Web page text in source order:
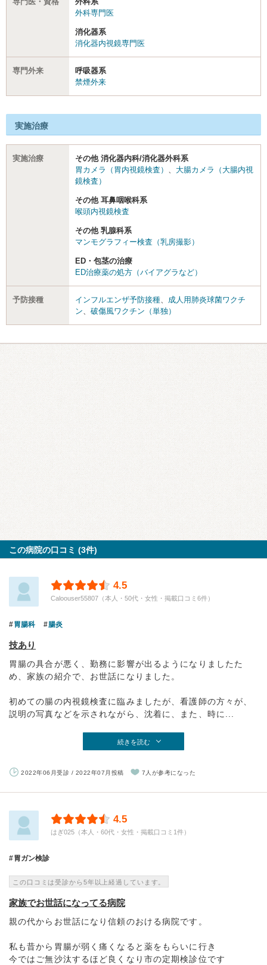
外科専門医
消化器系
消化器内視鏡専門医
専門外来
呼吸器系
禁煙外来
実施治療
実施治療
その他 消化器内科/消化器外科系
胃カメラ（胃内視鏡検査） 、 大腸カメラ（大腸内視
鏡検査）
その他 耳鼻咽喉科系
喉頭内視鏡検査
その他 乳腺科系
マンモグラフィー検査（乳房撮影）
ED・包茎の治療
ED治療薬の処方（バイアグラなど）
予防接種 インフルエンザ予防接種、 成人用肺炎球菌ワクチ
ン、 破傷風ワクチン（単独）
この病院の口コミ (3件)
4.5
Caloouser55807（本人・50代・女性・掲載口コミ6件）
胃腸科 腸炎
技あり
胃腸の具合が悪く、勤務に影響が出るようになりましたた
め、家族の紹介で、お世話になりました。
初めての腸の内視鏡検査に臨みましたが、看護師の方々が、
説明の写真などを示されながら、沈着に、また、時に...
続きを読む
2022年06月受診 / 2022年07月投稿 7人が参考になった
4.5
はぎ025（本人・60代・女性・掲載口コミ1件）
胃ガン検診
この口コミは受診から5年以上経過しています。
家族でお世話になってる病院
親の代からお世話になり信頼のおける病院です。
私も昔から胃腸が弱く痛くなると薬をもらいに行き
今ではご無沙汰するほど良くなり市の定期検診位です